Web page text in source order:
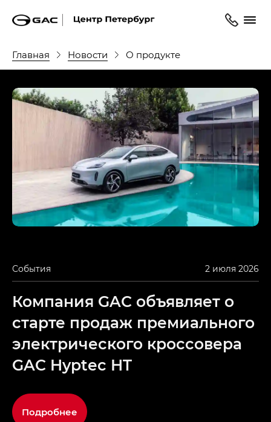
Главная Новости О продукте
События 2 июля 2026
Компания GAC объявляет о
старте продаж премиального
электрического кроссовера
GAC Hyptec HT
Подробнее